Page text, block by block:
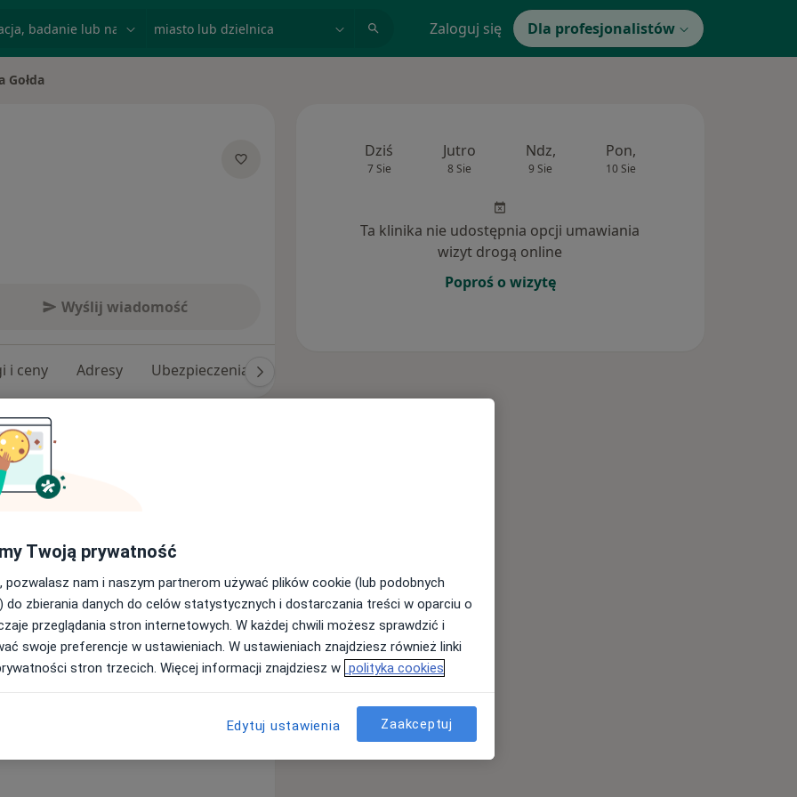
Zaloguj się Dla profesjonalistów
Gołda
Wyślij wiadomość
i ceny Adresy Ubezpieczenia
Wydziału Lekarskiego
w Poznaniu. Starszy
Medycyny Nuklearnej w
European Network for the
lekarz Polskiego Towarzystwa
zawodowe poprzez udział
praktyce zajmuje się
Gołda oferuje pomoc we wszelkich
Dziś
7 Sie
Jutro
8 Sie
Ndz,
9 Sie
Pon,
10 Sie
Ta klinika nie udostępnia opcji umawiania
wizyt drogą online
Poproś o wizytę
Twoją prywatność
pozwalasz nam i naszym partnerom używać plików cookie (lub podobnych
do zbierania danych do celów statystycznych i dostarczania treści w oparciu o
przeglądania stron internetowych. W każdej chwili możesz sprawdzić i
swoje preferencje w ustawieniach. W ustawieniach znajdziesz również linki
stron trzecich. Więcej informacji znajdziesz w polityka cookies
Edytuj ustawienia Zaakceptuj